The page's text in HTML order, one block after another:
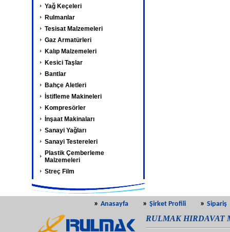
Yağ Keçeleri
Rulmanlar
Tesisat Malzemeleri
Gaz Armatürleri
Kalıp Malzemeleri
Kesici Taşlar
Bantlar
Bahçe Aletleri
İstifleme Makineleri
Kompresörler
İnşaat Makinaları
Sanayi Yağları
Sanayi Testereleri
Plastik Çemberleme
Malzemeleri
Streç Film
»Anasayfa »Şirket Profili »Sipariş
RULMAK HIRDAVAT